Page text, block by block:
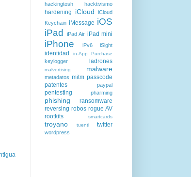
hackingtosh hacktivismo
hardening iCloud
iCloud
Keychain iMessage iOS
iPad
iPad Air iPad mini
iPhone iPv6 iSight
identidad in-App Purchase
keylogger ladrones
malvertising malware
metadatos mitm passcode
patentes
paypal
pentesting pharming
phishing
ransomware
reversing robos rogue AV
rootkits
smartcards
troyano tuenti twitter
wordpress